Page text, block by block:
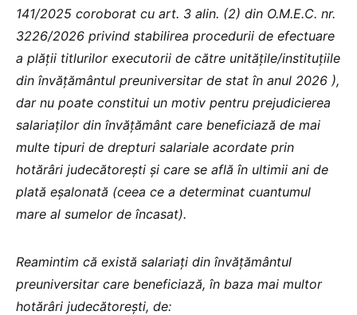
141/2025 coroborat cu art. 3 alin. (2) din O.M.E.C. nr.
3226/2026 privind stabilirea procedurii de efectuare
a plății titlurilor executorii de către unitățile/instituțiile
din învățământul preuniversitar de stat în anul 2026 ),
dar nu poate constitui un motiv pentru prejudicierea
salariaților din învățământ care beneficiază de mai
multe tipuri de drepturi salariale acordate prin
hotărâri judecătorești și care se află în ultimii ani de
plată eșalonată (ceea ce a determinat cuantumul
mare al sumelor de încasat).
Reamintim că există salariați din învățământul
preuniversitar care beneficiază, în baza mai multor
hotărâri judecătorești, de: